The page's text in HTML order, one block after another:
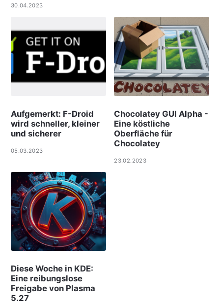
30.04.2023
Aufgemerkt: F-Droid
wird schneller, kleiner
und sicherer
05.03.2023
Chocolatey GUI Alpha -
Eine köstliche
Oberfläche für
Chocolatey
23.02.2023
Diese Woche in KDE:
Eine reibungslose
Freigabe von Plasma
5.27